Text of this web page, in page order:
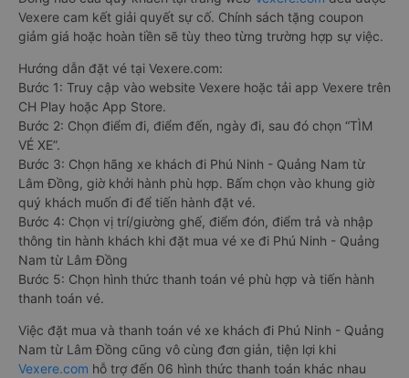
Vexere cam kết giải quyết sự cố. Chính sách tặng coupon
giảm giá hoặc hoàn tiền sẽ tùy theo từng trường hợp sự việc.
Hướng dẫn đặt vé tại Vexere.com:
Bước 1: Truy cập vào website Vexere hoặc tải app Vexere trên
CH Play hoặc App Store.
Bước 2: Chọn điểm đi, điểm đến, ngày đi, sau đó chọn “TÌM
VÉ XE”.
Bước 3: Chọn hãng xe khách đi Phú Ninh - Quảng Nam từ
Lâm Đồng, giờ khởi hành phù hợp. Bấm chọn vào khung giờ
quý khách muốn đi để tiến hành đặt vé.
Bước 4: Chọn vị trí/giường ghế, điểm đón, điểm trả và nhập
thông tin hành khách khi đặt mua vé xe đi Phú Ninh - Quảng
Nam từ Lâm Đồng
Bước 5: Chọn hình thức thanh toán vé phù hợp và tiến hành
thanh toán vé.
Việc đặt mua và thanh toán vé xe khách đi Phú Ninh - Quảng
Nam từ Lâm Đồng cũng vô cùng đơn giản, tiện lợi khi
Vexere.com hỗ trợ đến 06 hình thức thanh toán khác nhau